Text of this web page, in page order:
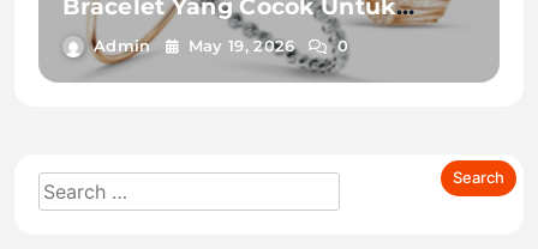
Bracelet Yang Cocok Untuk
Berbagai Gaya Outfit !
Admin May 19, 2026 0